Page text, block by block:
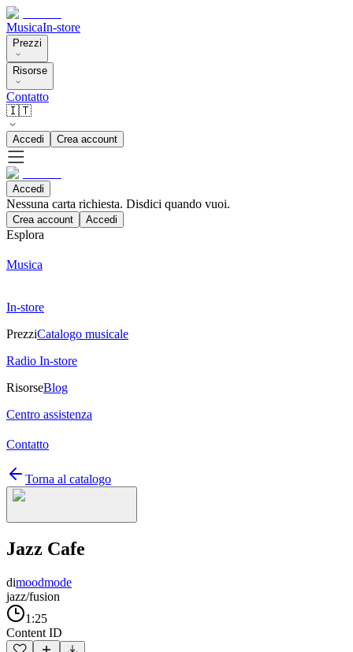
MusicaIn-store
Prezzi
Risorse
Contatto
🇮🇹
Accedi Crea account
Accedi
Nessuna carta richiesta. Disdici quando vuoi.
Crea account Accedi
Esplora
Musica
In-store
PrezziCatalogo musicale
Radio In-store
RisorseBlog
Centro assistenza
Contatto
Torna al catalogo
Jazz Cafe
dimoodmode
jazz/fusion
1:25
Content ID